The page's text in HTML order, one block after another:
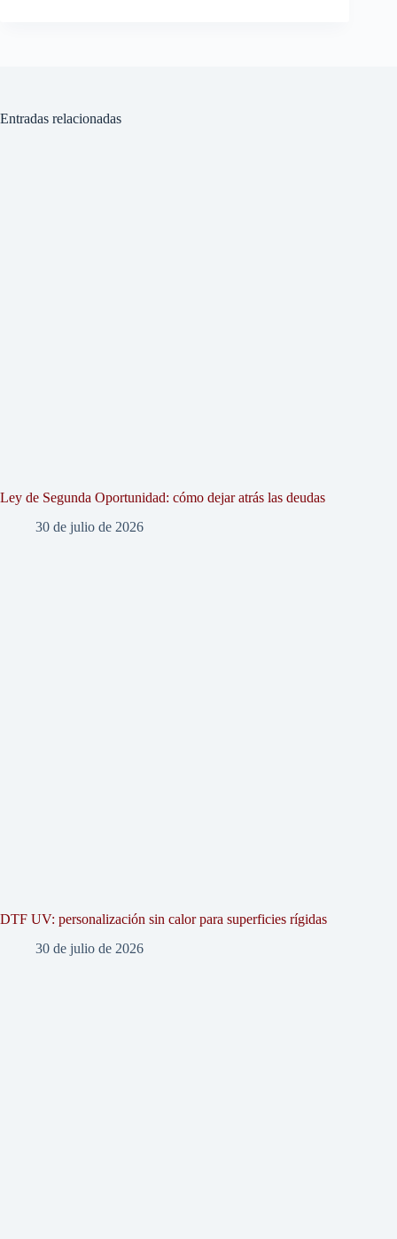
Entradas relacionadas
Ley de Segunda Oportunidad: cómo dejar atrás las deudas
30 de julio de 2026
DTF UV: personalización sin calor para superficies rígidas
30 de julio de 2026